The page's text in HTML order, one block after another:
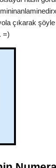
çıkarak
=)